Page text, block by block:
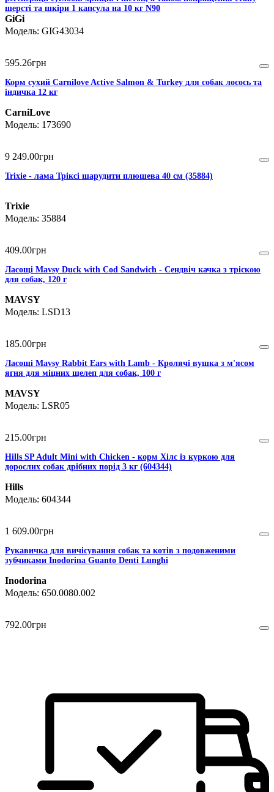
шерсті та шкіри 1 капсула на 10 кг N90
GiGi
GIG43034
595.26грн
Корм сухий Carnilove Active Salmon & Turkey для cобак лосось та
індичка 12 кг
CarniLove
173690
9 249.00грн
Trixie - лама Тріксі шарудити плюшева 40 см (35884)
Trixie
35884
409.00грн
Ласощі Mavsy Duck with Cod Sandwich - Сендвіч качка з тріскою
для собак, 120 г
MAVSY
LSD13
185.00грн
Ласощі Mavsy Rabbit Ears with Lamb - Кролячі вушка з м'ясом
ягня для міцних щелеп для собак, 100 г
MAVSY
LSR05
215.00грн
Hills SP Adult Mini with Chicken - корм Хілс із куркою для
дорослих собак дрібних порід 3 кг (604344)
Hills
604344
1 609.00грн
Рукавичка для вичісування собак та котів з подовженими
зубчиками Inodorina Guanto Denti Lunghi
Inodorina
650.0080.002
792.00грн